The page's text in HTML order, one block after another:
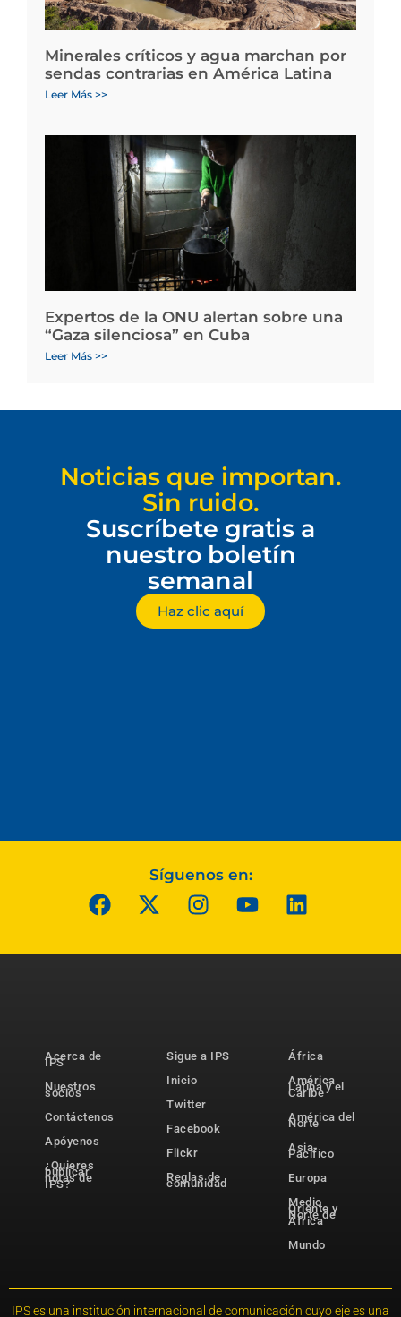
Minerales críticos y agua marchan por
sendas contrarias en América Latina
Leer Más >>
Expertos de la ONU alertan sobre una
“Gaza silenciosa” en Cuba
Leer Más >>
Noticias que importan.
Sin ruido.
Suscríbete gratis a
nuestro boletín
semanal
Haz clic aquí
Síguenos en:
Acerca de
IPS
Nuestros
socios
Contáctenos
Apóyenos
¿Quieres
publicar
notas de
IPS?
Sigue a IPS
Inicio
Twitter
Facebook
Flickr
Reglas de
comunidad
África
América
Latina y el
Caribe
América del
Norte
Asia-
Pacífico
Europa
Medio
Oriente y
Norte de
África
Mundo
IPS es una institución internacional de comunicación cuyo eje es una